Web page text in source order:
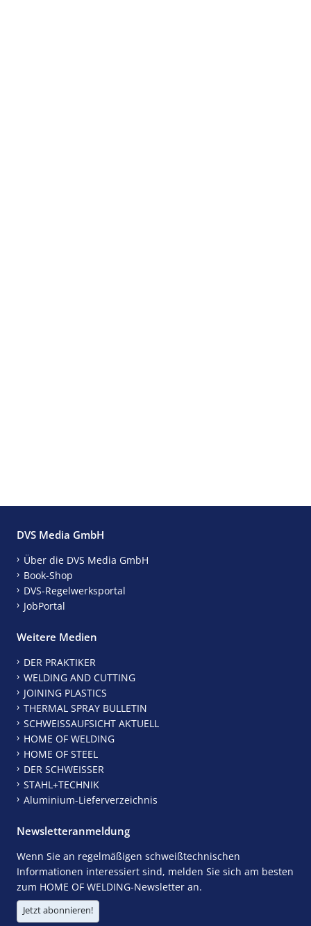
DVS Media GmbH
Über die DVS Media GmbH
Book-Shop
DVS-Regelwerksportal
JobPortal
Weitere Medien
DER PRAKTIKER
WELDING AND CUTTING
JOINING PLASTICS
THERMAL SPRAY BULLETIN
SCHWEISSAUFSICHT AKTUELL
HOME OF WELDING
HOME OF STEEL
DER SCHWEISSER
STAHL+TECHNIK
Aluminium-Lieferverzeichnis
Newsletteranmeldung
Wenn Sie an regelmäßigen schweißtechnischen
Informationen interessiert sind, melden Sie sich am besten
zum HOME OF WELDING-Newsletter an.
Jetzt abonnieren!